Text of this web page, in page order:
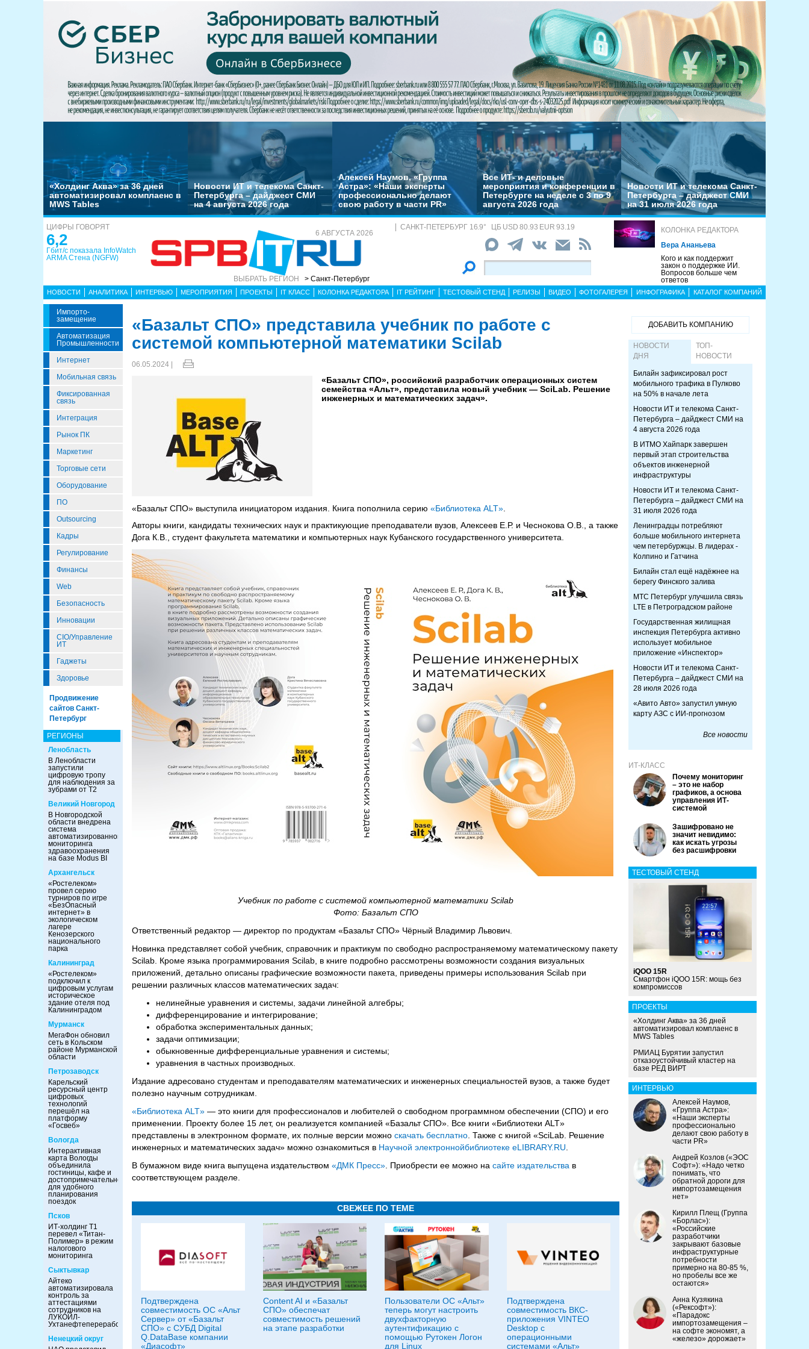
«Холдинг Аква» за 36 дней
автоматизировал комплаенс в
MWS Tables
Новости ИТ и телекома Санкт-
Петербурга – дайджест СМИ
на 4 августа 2026 года
Алексей Наумов, «Группа
Астра»: «Наши эксперты
профессионально делают
свою работу в части PR»
Все ИТ- и деловые
мероприятия и конференции в
Петербурге на неделе с 3 по 9
августа 2026 года
Новости ИТ и телекома Санкт-
Петербурга – дайджест СМИ
на 31 июля 2026 года
ЦИФРЫ ГОВОРЯТ
6,2
Гбит/с показала InfoWatch
ARMA Стена (NGFW)
6 АВГУСТА 2026
ВЫБРАТЬ РЕГИОН > Санкт-Петербург
САНКТ-ПЕТЕРБУРГ 16.9° ЦБ USD 80.93 EUR 93.19
КОЛОНКА РЕДАКТОРА
Вера Ананьева
Кого и как поддержит
закон о поддержке ИИ.
Вопросов больше чем
ответов
НОВОСТИ АНАЛИТИКА ИНТЕРВЬЮ МЕРОПРИЯТИЯ ПРОЕКТЫ IT КЛАСС КОЛОНКА РЕДАКТОРА IT РЕЙТИНГ ТЕСТОВЫЙ СТЕНД РЕЛИЗЫ ВИДЕО ФОТОГАЛЕРЕЯ ИНФОГРАФИКА КАТАЛОГ КОМПАНИЙ
Импорто­
Замещение
Автоматизация
Промышленности
Интернет
Мобильная связь
Фиксированная
связь
Интеграция
Рынок ПК
Маркетинг
Торговые сети
Оборудование
ПО
Outsourcing
Кадры
Регулирование
Финансы
Web
Безопасность
Инновации
CIO/Управление
ИТ
Гаджеты
Здоровье
Продвижение
сайтов Санкт-
Петербург
РЕГИОНЫ
Ленобласть
В Ленобласти
запустили
цифровую тропу
для наблюдения за
зубрами от Т2
Великий Новгород
В Новгородской
области внедрена
система
автоматизированного
мониторинга
здравоохранения
на базе Modus BI
Архангельск
«Ростелеком»
провел серию
турниров по игре
«БезОпасный
интернет» в
экологическом
лагере
Кенозерского
национального
парка
Калининград
«Ростелеком»
подключил к
цифровым услугам
историческое
здание отеля под
Калининградом
Мурманск
МегаФон обновил
сеть в Кольском
районе Мурманской
области
Петрозаводск
Карельский
ресурсный центр
цифровых
технологий
перешёл на
платформу
«Госвеб»
Вологда
Интерактивная
карта Вологды
объединила
гостиницы, кафе и
достопримечательности
для удобного
планирования
поездок
Псков
ИТ-холдинг Т1
перевел «Титан-
Полимер» в режим
налогового
мониторинга
Сыктывкар
Айтеко
автоматизировала
контроль за
аттестациями
сотрудников на
ЛУКОЙЛ-
Ухтанефтепереработка
Ненецкий округ
«Базальт СПО» представила учебник по работе с
системой компьютерной математики Scilab
06.05.2024 |
«Базальт СПО», российский разработчик операционных систем
семейства «Альт», представила новый учебник — SciLab. Решение
инженерных и математических задач».
«Базальт СПО» выступила инициатором издания. Книга пополнила серию «Библиотека ALT»
Авторы книги, кандидаты технических наук и практикующие преподаватели вузов, Алексеев Е.Р. и Чеснокова О.В., а также
Дога К.В., студент факультета математики и компьютерных наук Кубанского государственного университета.
Учебник по работе с системой компьютерной математики Scilab
Фото: Базальт СПО
Ответственный редактор — директор по продуктам «Базальт СПО» Чёрный Владимир Львович.
Новинка представляет собой учебник, справочник и практикум по свободно распространяемому математическому пакету
Scilab. Кроме языка программирования Scilab, в книге подробно рассмотрены возможности создания визуальных
приложений, детально описаны графические возможности пакета, приведены примеры использования Scilab при
решении различных классов математических задач:
нелинейные уравнения и системы, задачи линейной алгебры;
дифференцирование и интегрирование;
обработка экспериментальных данных;
задачи оптимизации;
обыкновенные дифференциальные уравнения и системы;
уравнения в частных производных.
Издание адресовано студентам и преподавателям математических и инженерных специальностей вузов, а также будет
полезно научным сотрудникам.
«Библиотека ALT» — это книги для профессионалов и любителей о свободном программном обеспечении (СПО) и его
применении. Проекту более 15 лет, он реализуется компанией «Базальт СПО». Все книги «Библиотеки ALT»
представлены в электронном формате, их полные версии можно скачать бесплатно . Также с книгой «SciLab. Решение
инженерных и математических задач» можно ознакомиться в Научной электроннойбиблиотеке eLIBRARY.RU
В бумажном виде книга выпущена издательством «ДМК Пресс» . Приобрести ее можно на сайте издательства в
соответствующем разделе.
СВЕЖЕЕ ПО ТЕМЕ
Подтверждена
совместимость ОС «Альт
Сервер» от «Базальт
СПО» с СУБД Digital
Q.DataBase компании
«Диасофт»
Content AI и «Базальт
СПО» обеспечат
совместимость решений
на этапе разработки
Пользователи ОС «Альт»
теперь могут настроить
двухфакторную
аутентификацию с
помощью Рутокен Логон
для Linux
Подтверждена
совместимость ВКС-
приложения VINTEO
Desktop с
операционными
системами «Альт»
ДОБАВИТЬ КОМПАНИЮ
НОВОСТИ
ДНЯ
ТОП-
НОВОСТИ
Билайн зафиксировал рост
мобильного трафика в Пулково
на 50% в начале лета
Новости ИТ и телекома Санкт-
Петербурга – дайджест СМИ на
4 августа 2026 года
В ИТМО Хайпарк завершен
первый этап строительства
объектов инженерной
инфраструктуры
Новости ИТ и телекома Санкт-
Петербурга – дайджест СМИ на
31 июля 2026 года
Ленинградцы потребляют
больше мобильного интернета
чем петербуржцы. В лидерах -
Колпино и Гатчина
Билайн стал ещё надёжнее на
берегу Финского залива
МТС Петербург улучшила связь
LTE в Петроградском районе
Государственная жилищная
инспекция Петербурга активно
использует мобильное
приложение «Инспектор»
Новости ИТ и телекома Санкт-
Петербурга – дайджест СМИ на
28 июля 2026 года
«Авито Авто» запустил умную
карту АЗС с ИИ-прогнозом
Все новости
ИТ-КЛАСС
Почему мониторинг
– это не набор
графиков, а основа
управления ИТ-
системой
Зашифровано не
значит невидимо:
как искать угрозы
без расшифровки
ТЕСТОВЫЙ СТЕНД
iQOO 15R
Смартфон iQOO 15R: мощь без
компромиссов
ПРОЕКТЫ
«Холдинг Аква» за 36 дней
автоматизировал комплаенс в
MWS Tables
РМИАЦ Бурятии запустил
отказоустойчивый кластер на
базе РЕД ВИРТ
ИНТЕРВЬЮ
Алексей Наумов,
«Группа Астра»:
«Наши эксперты
профессионально
делают свою работу в
части PR»
Андрей Козлов («ЭОС
Софт»): «Надо четко
понимать, что
обратной дороги для
импортозамещения
нет»
Кирилл Плещ (Группа
«Борлас»):
«Российские
разработчики
закрывают базовые
инфраструктурные
потребности
примерно на 80-85 %,
но пробелы все же
остаются»
Анна Кузякина
(«Рексофт»):
«Парадокс
импортозамещения –
на софте экономят, а
«железо» дорожает»